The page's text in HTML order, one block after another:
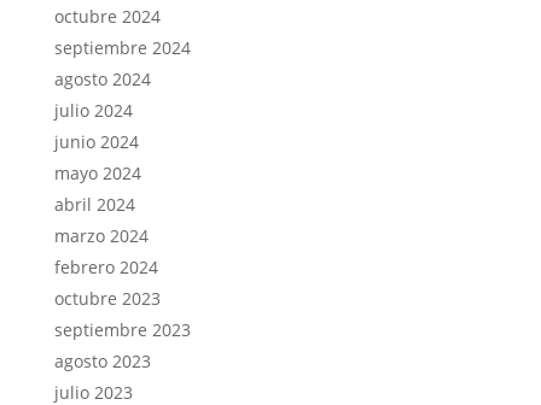
octubre 2024
septiembre 2024
agosto 2024
julio 2024
junio 2024
mayo 2024
abril 2024
marzo 2024
febrero 2024
octubre 2023
septiembre 2023
agosto 2023
julio 2023